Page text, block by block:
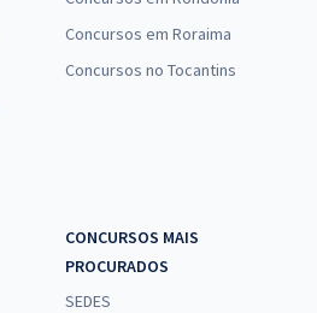
Concursos em Roraima
Concursos no Tocantins
CONCURSOS MAIS
PROCURADOS
SEDES